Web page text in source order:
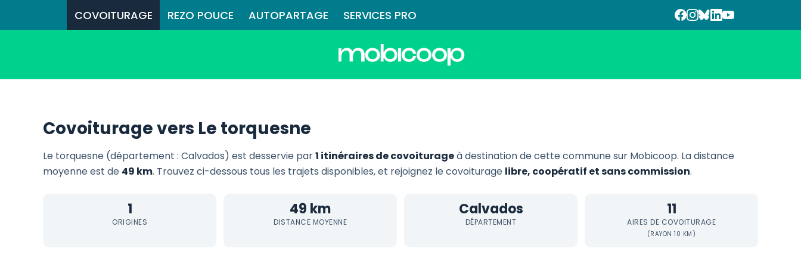
COVOITURAGE REZO POUCE AUTOPARTAGE SERVICES PRO
Covoiturage vers Le torquesne
Le torquesne (département : Calvados) est desservie par1 itinéraires de covoiturageà destination de cette commune sur Mobicoop. La distance
moyenne est de 49 km. Trouvez ci-dessous tous les trajets disponibles, et rejoignez le covoiturage libre, coopératif et sans commission.
1
ORIGINES
49 km
DISTANCE MOYENNE
Calvados
DÉPARTEMENT
11
AIRES DE COVOITURAGE
(RAYON 10 KM)